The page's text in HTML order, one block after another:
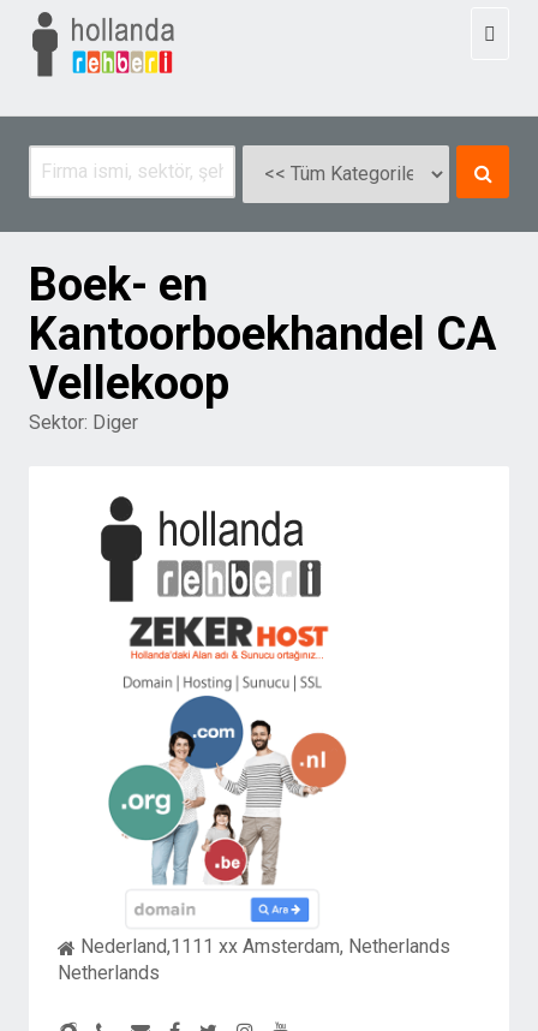
Boek- en
Kantoorboekhandel CA
Vellekoop
Sektor: Diger
Nederland,1111 xx Amsterdam, Netherlands
Netherlands